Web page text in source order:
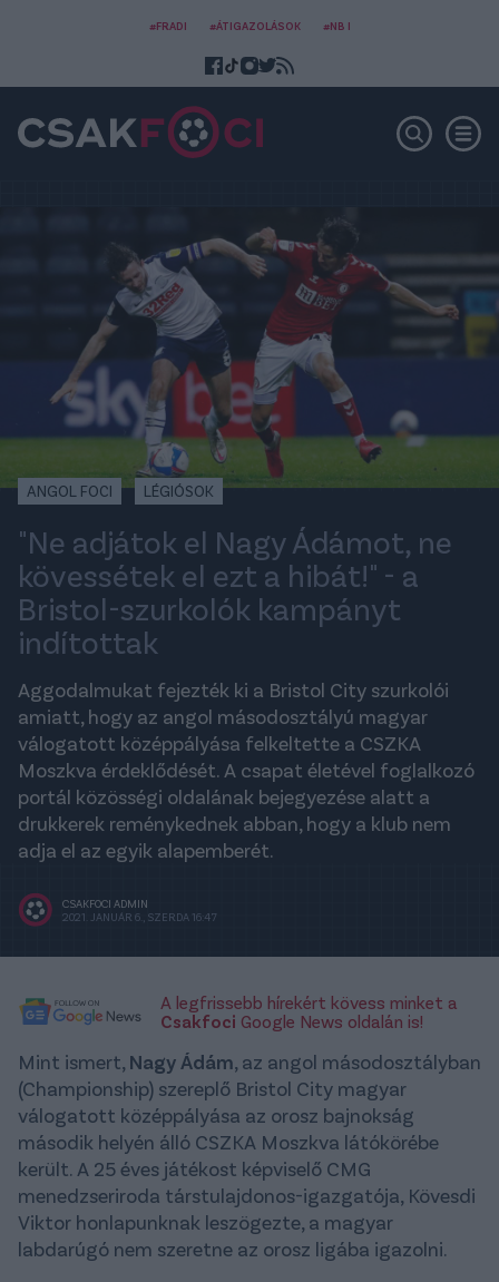
#FRADI #ÁTIGAZOLÁSOK #NB I
ANGOL FOCI LÉGIÓSOK
"Ne adjátok el Nagy Ádámot, ne
kövessétek el ezt a hibát!" - a
Bristol-szurkolók kampányt
indítottak
Aggodalmukat fejezték ki a Bristol City szurkolói
amiatt, hogy az angol másodosztályú magyar
válogatott középpályása felkeltette a CSZKA
Moszkva érdeklődését. A csapat életével foglalkozó
portál közösségi oldalának bejegyezése alatt a
drukkerek reménykednek abban, hogy a klub nem
adja el az egyik alapemberét.
CSAKFOCI ADMIN
2021. JANUÁR 6., SZERDA 16:47
A legfrissebb hírekért kövess minket a
Csakfoci Google News oldalán is!
Mint ismert, Nagy Ádám, az angol másodosztályban
(Championship) szereplő Bristol City magyar
válogatott középpályása az orosz bajnokság
második helyén álló CSZKA Moszkva látókörébe
került. A 25 éves játékost képviselő CMG
menedzseriroda társtulajdonos-igazgatója, Kövesdi
Viktor honlapunknak leszögezte, a magyar
labdarúgó nem szeretne az orosz ligába igazolni.